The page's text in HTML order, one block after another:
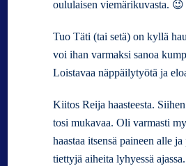
oululaisen viemärikuvasta. 😉
Tuo Täti (tai setä) on kyllä
voi ihan varmaksi sanoa
Loistavaa näppäilytyötä ja
Kiitos Reija haasteesta.
tosi mukavaa. Oli varmasti
haastaa itsensä paineen alle
tiettyjä aiheita lyhyessä ajassa.